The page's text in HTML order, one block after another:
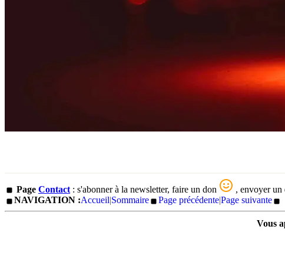
Page Contact : s'abonner à la newsletter, faire un don
, envoyer un
NAVIGATION :Accueil|Sommaire Page précédente|Page suivante
Vous